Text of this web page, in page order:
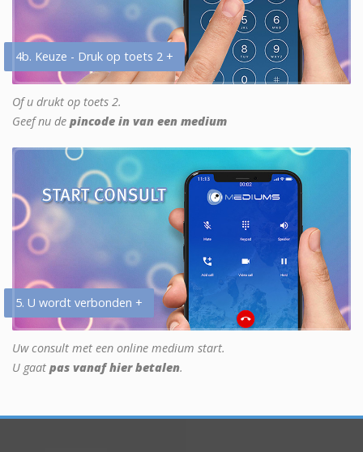
4b. Keuze - Druk op toets 2 +
Of u drukt op toets 2.
Geef nu de pincode in van een medium
5. U wordt verbonden +
Uw consult met een online medium start.
U gaat pas vanaf hier betalen.